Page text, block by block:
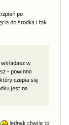
po
do środka i tak
w
- powinno
czepia się
jest na
Jednak chwilę to